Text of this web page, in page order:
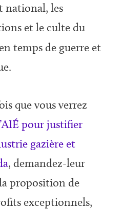
national, les
et le culte du
temps de guerre et
que vous verrez
pour justifier
gazière et
, demandez-leur
proposition de
exceptionnels,